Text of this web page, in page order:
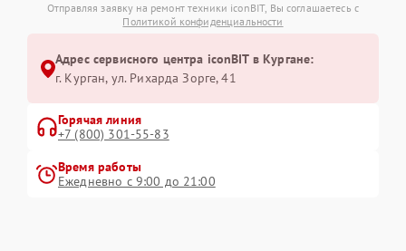
Отправляя заявку на ремонт техники iconBIT, Вы соглашаетесь с
Политикой конфиденциальности
Адрес сервисного центра iconBIT в Кургане:
г. Курган, ул. Рихарда Зорге, 41
Горячая линия
+7 (800) 301-55-83
Время работы
Ежедневно с 9:00 до 21:00